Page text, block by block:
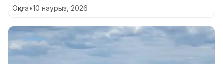
Оқиға•10 наурыз, 2026